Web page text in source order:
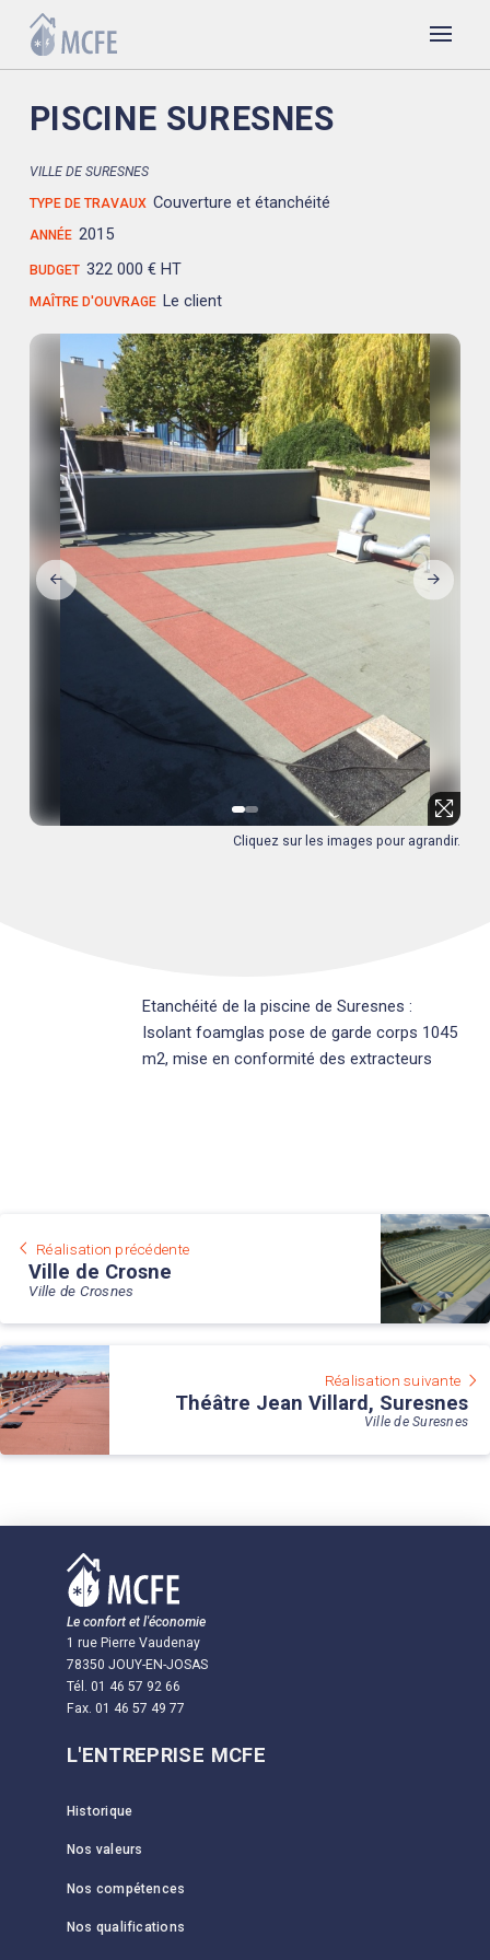
PISCINE SURESNES
VILLE DE SURESNES
TYPE DE TRAVAUX Couverture et étanchéité
ANNÉE 2015
BUDGET 322 000 € HT
MAÎTRE D'OUVRAGE Le client
0 1
Cliquez sur les images pour agrandir.
Etanchéité de la piscine de Suresnes :
Isolant foamglas pose de garde corps 1045
m2, mise en conformité des extracteurs
Réalisation précédente
Ville de Crosne
Ville de Crosnes
Réalisation suivante
Théâtre Jean Villard, Suresnes
Ville de Suresnes
Le confort et l'économie
1 rue Pierre Vaudenay
78350 JOUY-EN-JOSAS
Tél. 01 46 57 92 66
Fax. 01 46 57 49 77
L'ENTREPRISE MCFE
Historique
Nos valeurs
Nos compétences
Nos qualifications